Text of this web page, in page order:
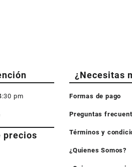
pm
precios
¿Necesitas
Formas de pago
Preguntas
Términos y
¿Quienes Somos?